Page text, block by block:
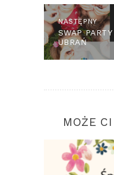
NASTĘPNYNext
SWAP
UBRAŃ
MOŻE